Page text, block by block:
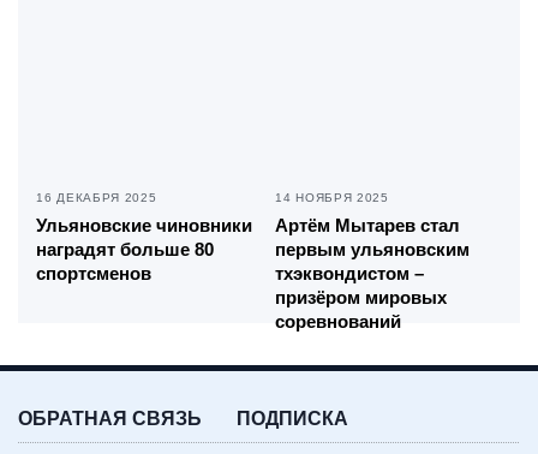
16 ДЕКАБРЯ 2025
Ульяновские чиновники
наградят больше 80
спортсменов
14 НОЯБРЯ 2025
Артём Мытарев стал
первым ульяновским
тхэквондистом –
призёром мировых
соревнований
ОБРАТНАЯ СВЯЗЬ ПОДПИСКА